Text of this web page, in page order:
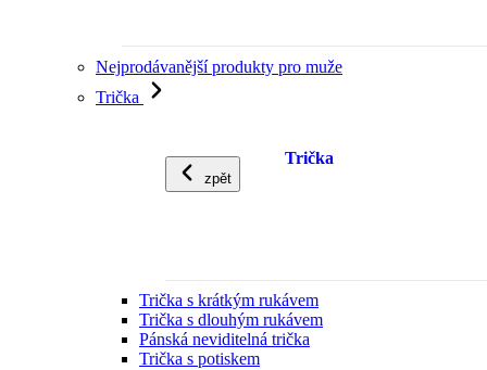
Nejprodávanější produkty pro muže
Trička
zpět
Trička
Trička s krátkým rukávem
Trička s dlouhým rukávem
Pánská neviditelná trička
Trička s potiskem